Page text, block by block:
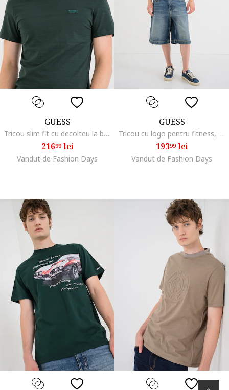
GUESS
Tricou slim fit cu decolteu la baza gatului, Verde padure
21699lei
Vandut de Fashion Days
GUESS
Tricou cu logo pentru fitness, Verde inchis
19399lei
Vandut de Fashion Days